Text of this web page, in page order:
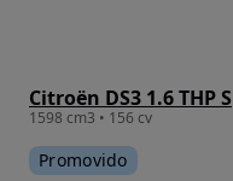
Citroën DS3 1.6 THP
1598 cm3 • 156 cv
Promovido